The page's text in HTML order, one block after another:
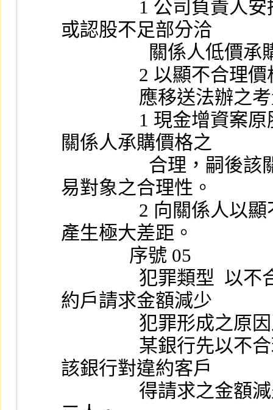
或認股不足部分洽
2 以
應移送法辦
關係人承購價格之
易對象之合理性。
產生極大差距。
              序號 05
約戶請求金額減少
犯罪形
該銀行對違約客戶